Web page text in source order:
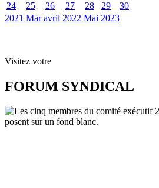
24
25 26 27 28 29
30
2021 Maravril 2022 Mai 2023
Visitez votre
FORUM SYNDICAL